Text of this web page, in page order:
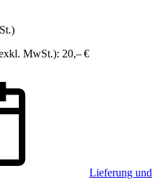
MwSt.): 20,– €
Lieferung und